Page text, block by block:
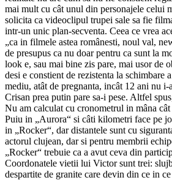
mai mult cu cât unul din personajele celui
solicita ca videoclipul trupei sale sa fie
intr-un unic plan-secventa. Ceea ce vrea
„ca in filmele astea românesti, noul val,
de presupus ca nu doar pentru ca sunt la
look e, sau mai bine zis pare, mai usor de
desi e constient de rezistenta la schimbare
mediu, atât de pregnanta, incât 12 ani nu
Crisan prea putin pare sa-i pese. Altfel
Nu am calculat cu cronometrul in mâna
Puiu in „Aurora“ si câti kilometri face pe
in „Rocker“, dar distantele sunt cu
actorul clujean, dar si pentru membrii
„Rocker“ trebuie ca a avut ceva din
Coordonatele vietii lui Victor sunt trei:
despartite de granite care devin din ce in